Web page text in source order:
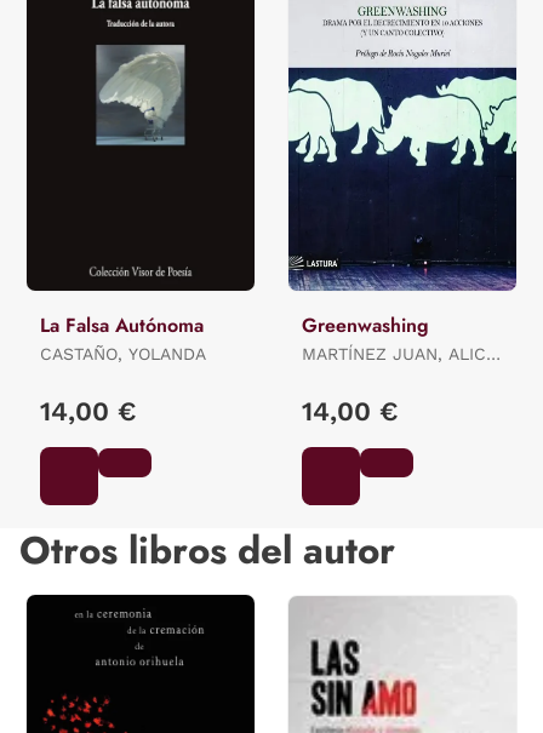
La Falsa Autónoma
CASTAÑO, YOLANDA
14,00 €
Greenwashing
MARTÍNEZ JUAN, ALICIA
14,00 €
Otros libros del autor